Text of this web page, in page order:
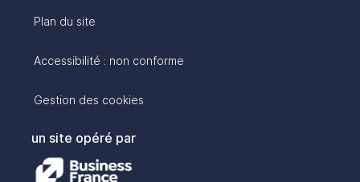
Plan du site
Accessibilité : non conforme
Gestion des cookies
un site opéré par